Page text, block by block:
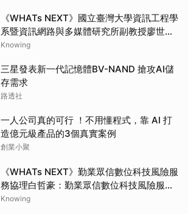
《WHATs NEXT》國立臺灣大學資訊工程學
系暨資訊網路與多媒體研究所副教授廖世
偉：690萬顆比特幣仍用舊地址格式面臨量
Knowing
三星發表新一代記憶體BV-NAND 搶攻AI儲
存需求
路透社
一人公司真的可行 ！不用懂程式，靠 AI 打
造億元級產品的3個真實案例
創業小聚
《WHATs NEXT》勤業眾信數位科技風險服
務協理白哲豪：勤業眾信數位科技風險服務
協理白哲豪：CBOM資產盤點場景複雜多
Knowing